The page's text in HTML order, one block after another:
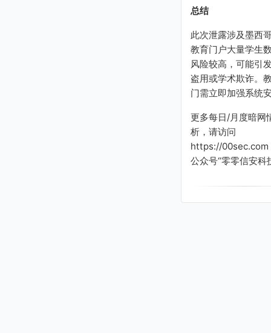
总结
此次泄露涉及墨西
教育门户大量学生
风险较高，可能引
盗用或学术欺诈。
门需立即加强系统
更多每日/月度暗网
析，请访问
https://00sec.com
公众号“零零信安科